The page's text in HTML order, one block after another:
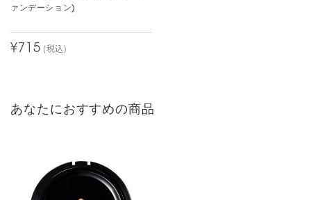
ピンク系で一段暗めの色があると嬉しいです。
1人中、1人の方が、このレビューは参考になったと投票しています。
ァンデ
こちら、最高です！！
ァンデーション)
¥715 (税込)
あなたにおすすめの商品